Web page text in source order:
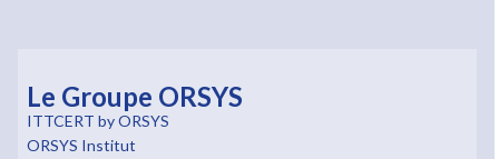
Le Groupe ORSYS
ITTCERT by ORSYS
ORSYS Institut